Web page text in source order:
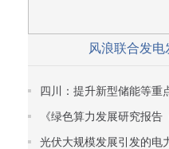
风浪联合发
四川：提升新型储能等重
《绿色算力发展研究报告
光伏大规模发展引发的电